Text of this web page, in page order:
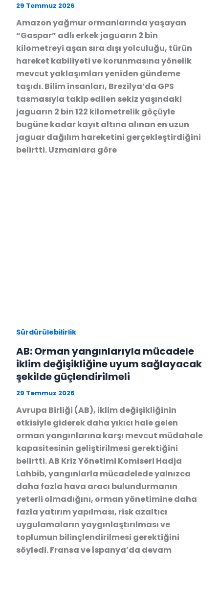
29 Temmuz 2026
Amazon yağmur ormanlarında yaşayan
“Gaspar” adlı erkek jaguarın 2 bin
kilometreyi aşan sıra dışı yolculuğu, türün
hareket kabiliyeti ve korunmasına yönelik
mevcut yaklaşımları yeniden gündeme
taşıdı. Bilim insanları, Brezilya’da GPS
tasmasıyla takip edilen sekiz yaşındaki
jaguarın 2 bin 122 kilometrelik göçüyle
bugüne kadar kayıt altına alınan en uzun
jaguar dağılım hareketini gerçekleştirdiğini
belirtti. Uzmanlara göre
Sürdürülebilirlik
AB: Orman yangınlarıyla mücadele
iklim değişikliğine uyum sağlayacak
şekilde güçlendirilmeli
29 Temmuz 2026
Avrupa Birliği (AB), iklim değişikliğinin
etkisiyle giderek daha yıkıcı hale gelen
orman yangınlarına karşı mevcut müdahale
kapasitesinin geliştirilmesi gerektiğini
belirtti. AB Kriz Yönetimi Komiseri Hadja
Lahbib, yangınlarla mücadelede yalnızca
daha fazla hava aracı bulundurmanın
yeterli olmadığını, orman yönetimine daha
fazla yatırım yapılması, risk azaltıcı
uygulamaların yaygınlaştırılması ve
toplumun bilinçlendirilmesi gerektiğini
söyledi. Fransa ve İspanya’da devam